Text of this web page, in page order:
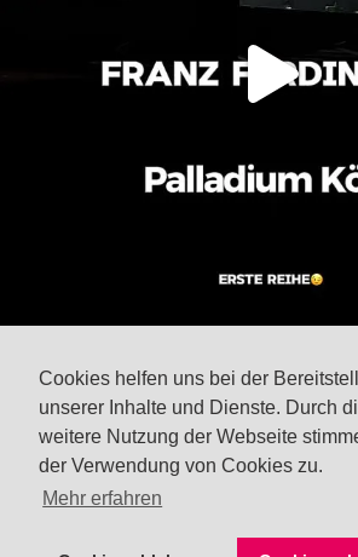
Cookies helfen uns bei der
unserer Inhalte und Dienste. Durch
weitere Nutzung der Webseite
der Verwendung von Cookies zu.
Mehr erfahren
Impressum